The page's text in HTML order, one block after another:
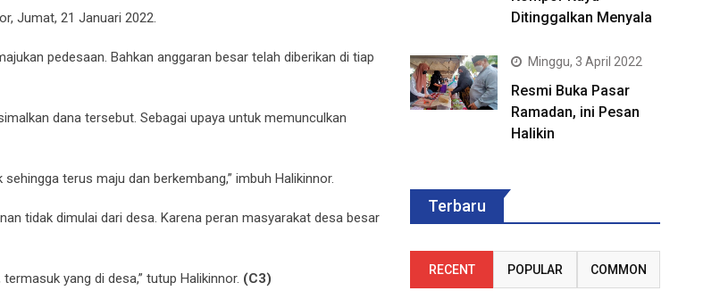
Jumat, 21 Januari 2022.
pedesaan. Bahkan anggaran besar telah diberikan di tiap
dana tersebut. Sebagai upaya untuk memunculkan
terus maju dan berkembang,” imbuh Halikinnor.
tidak dimulai dari desa. Karena peran masyarakat desa besar
yang di desa,” tutup Halikinnor. (C3)
Ditinggalkan Menyala
Minggu, 3 April 2022
Resmi Buka Pasar
Ramadan, ini Pesan
Halikin
Terbaru
RECENT POPULAR COMMON